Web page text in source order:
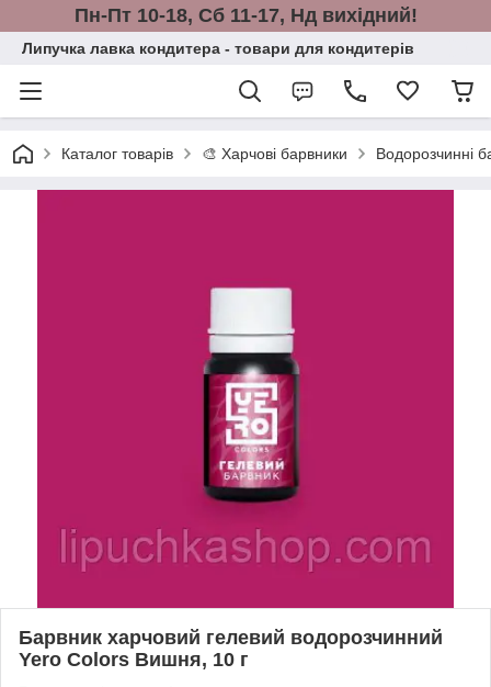
Пн-Пт 10-18, Сб 11-17, Нд вихідний!
Липучка лавка кондитера - товари для кондитерів
Каталог товарів 🎨 Харчові барвники Водорозчинні
Барвник харчовий гелевий водорозчинний
Yero Colors Вишня, 10 г